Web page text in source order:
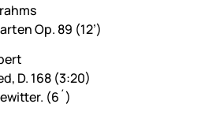
Op. 89 (12’)
D. 168 (3:20)
(6´)